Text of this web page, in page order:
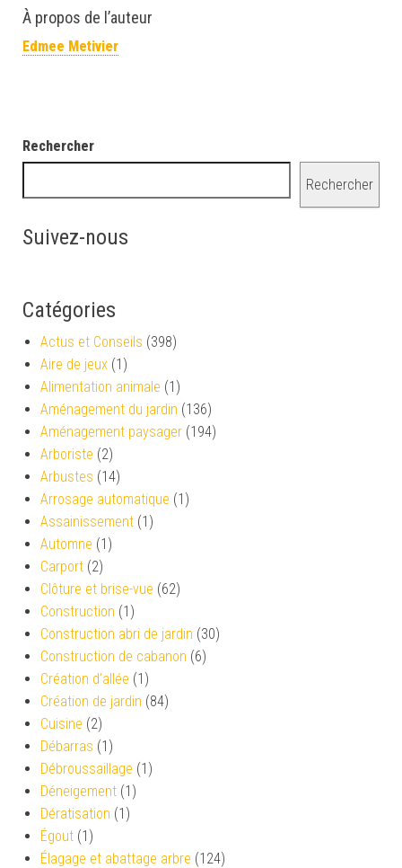
À propos de l’auteur
Edmee Metivier
Rechercher
Rechercher
Suivez-nous
Catégories
Actus et Conseils (398)
Aire de jeux (1)
Alimentation animale (1)
Aménagement du jardin (136)
Aménagement paysager (194)
Arboriste (2)
Arbustes (14)
Arrosage automatique (1)
Assainissement (1)
Automne (1)
Carport (2)
Clôture et brise-vue (62)
Construction (1)
Construction abri de jardin (30)
Construction de cabanon (6)
Création d’allée (1)
Création de jardin (84)
Cuisine (2)
Débarras (1)
Débroussaillage (1)
Déneigement (1)
Dératisation (1)
Égout (1)
Élagage et abattage arbre (124)